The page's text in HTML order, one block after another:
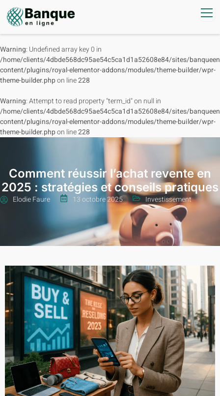
Warning: Undefined array key 0 in
/home/clients/4dbde568dc95ae54c5ca1d1a52608e84/sites/
content/plugins/royal-elementor-addons/modules/theme-builder/wpr-
theme-builder.phpon line228
Warning: Attempt to read property "term_id" on null in
/home/clients/4dbde568dc95ae54c5ca1d1a52608e84/sites/
content/plugins/royal-elementor-addons/modules/theme-builder/wpr-
theme-builder.phpon line228
Comment réussir l’achat revente en
2025 : stratégies et conseils pratiques
Elodie Faure 13 octobre 2025 Investissement